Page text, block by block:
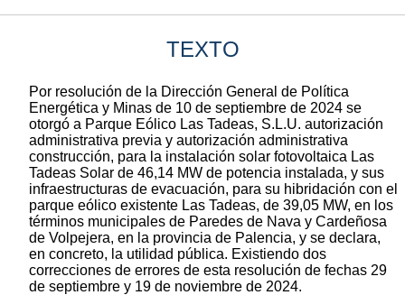
TEXTO
Por resolución de la Dirección General de Política
Energética y Minas de 10 de septiembre de 2024 se
otorgó a Parque Eólico Las Tadeas, S.L.U. autorización
administrativa previa y autorización administrativa
construcción, para la instalación solar fotovoltaica Las
Tadeas Solar de 46,14 MW de potencia instalada, y sus
infraestructuras de evacuación, para su hibridación con el
parque eólico existente Las Tadeas, de 39,05 MW, en los
términos municipales de Paredes de Nava y Cardeñosa
de Volpejera, en la provincia de Palencia, y se declara,
en concreto, la utilidad pública. Existiendo dos
correcciones de errores de esta resolución de fechas 29
de septiembre y 19 de noviembre de 2024.